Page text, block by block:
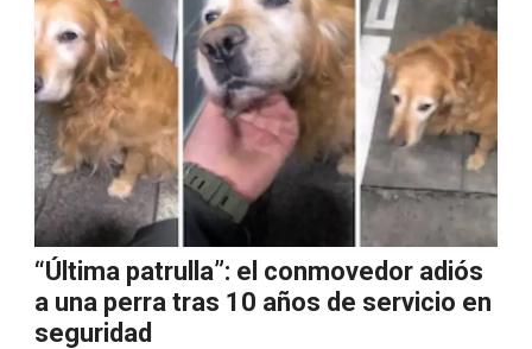
“Última patrulla”: el conmovedor adiós
a una perra tras 10 años de servicio en
seguridad